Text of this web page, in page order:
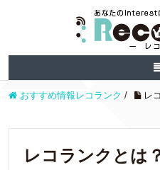
おすすめ情報レコランク / レ
レコランクとは